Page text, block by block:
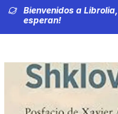
Bienvenidos a
esperan!